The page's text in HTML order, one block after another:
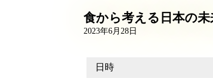
食から考える日本の
2023年6月28日
日時